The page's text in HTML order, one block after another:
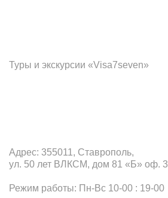
Адрес: 355011, Ставрополь,
ул. 50 лет ВЛКСМ, дом 81 «Б» оф. 3
Режим работы: Пн-Вс 10-00 : 19-00
Туры и экскурсии «Visa7seven»